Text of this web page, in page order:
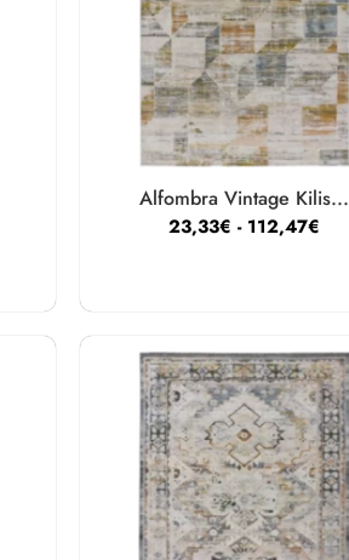
Alfombra Vintage Kilis...
23,33€ - 112,47€